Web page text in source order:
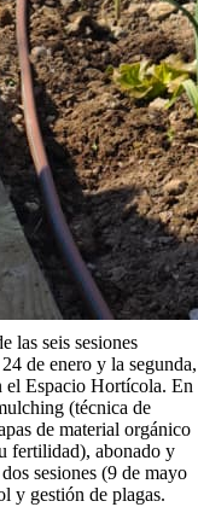
las seis sesiones
de enero y la segunda,
el Espacio Hortícola. En
(técnica de
de material orgánico
fertilidad), abonado y
sesiones (9 de mayo
y gestión de plagas.